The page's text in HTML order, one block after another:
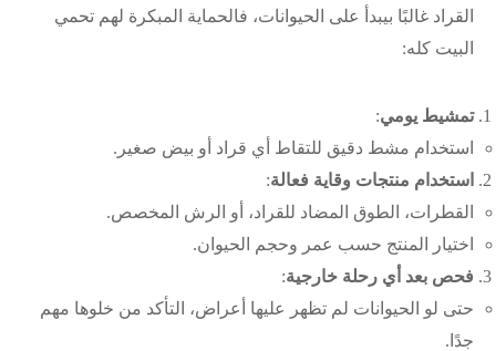
القراد غالبًا بيبدأ على الحيوانات، فالحماية المبكرة لهم تحمي
البيت كله:
تمشيط يومي:
استخدام مشط دقيق للتقاط أي قراد أو بيض صغير.
استخدام منتجات وقاية فعالة:
القطرات، الطوق المضاد للقراد، أو الرش المخصص.
اختيار المنتج حسب عمر وحجم الحيوان.
فحص بعد أي رحلة خارجية:
حتى لو الحيوانات لم تظهر عليها أعراض، التأكد من خلوها مهم
جدًا.